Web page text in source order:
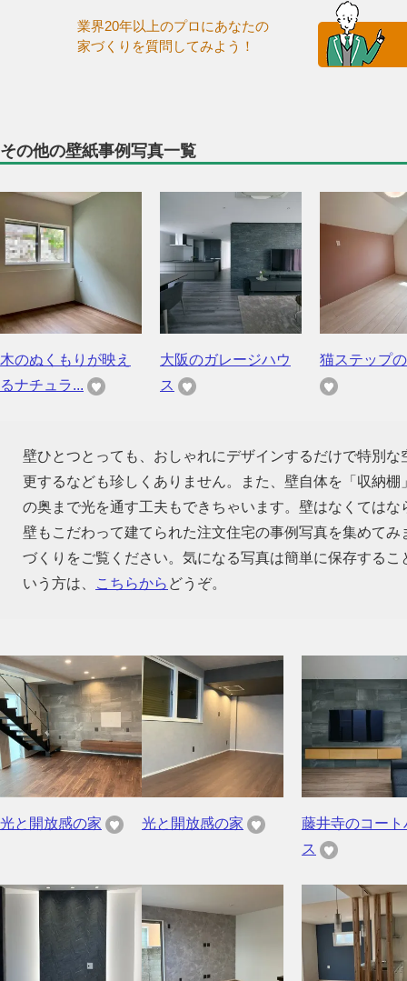
業界20年以上のプロにあなたの
家づくりを質問してみよう！
その他の壁紙事例写真一覧
木のぬくもりが映え
るナチュラ...
大阪のガレージハウ
ス
猫ステップ
壁ひとつとっても、おしゃれにデザインするだけで特別
更するなども珍しくありません。また、壁自体を「収納
の奥まで光を通す工夫もできちゃいます。壁はなくては
壁もこだわって建てられた注文住宅の事例写真を集めて
づくりをご覧ください。気になる写真は簡単に保存する
いう方は、
こちらから どうぞ。
光と開放感の家 光と開放感の家
藤井寺のコート
ス